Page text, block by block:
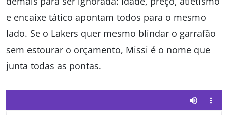
e encaixe tático apontam todos para o mesmo
lado. Se o Lakers quer mesmo blindar o garrafão
sem estourar o orçamento, Missi é o nome que
junta todas as pontas.